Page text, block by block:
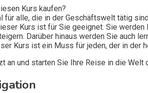
Kurs kaufen?
für alle, die in der Geschäftswelt tätig
Kurs ist für Sie geeignet. Sie
Darüber hinaus werden Sie auch
Kurs ist ein Muss für jeden, der in
an und starten Sie Ihre Reise in die